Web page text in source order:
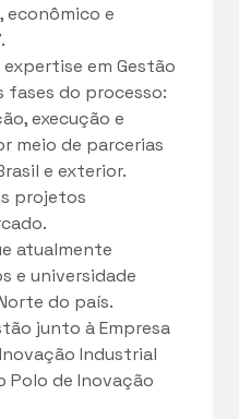
econômico e
em Gestão
fases do processo:
execução e
meio de parcerias
e exterior.
projetos
atualmente
e universidade
do país.
junto à Empresa
Industrial
Polo de Inovação